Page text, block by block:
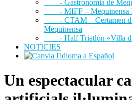
- Gastronomia de
- MIFF – Mequinensa
- CTAM – Certamen de
Mequinensa
- Half Triatlón «Villa de
NOTICIES
Un espectacular